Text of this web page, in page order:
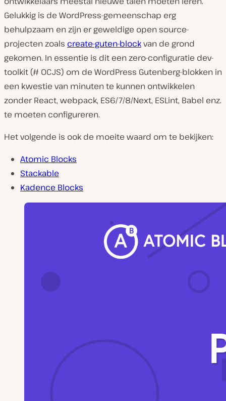
Gelukkig is de WordPress-gemeenschap erg
behulpzaam en zijn er geweldige open source-
projecten zoals create-guten-blockvan de grond
gekomen. In essentie is dit een zero-configuratie dev-
toolkit (# 0CJS) om de WordPress Gutenberg-blokken in
een kwestie van minuten te kunnen ontwikkelen
zonder React, webpack, ES6/7/8/Next, ESLint, Babel enz.
te moeten configureren.
Het volgende is ook de moeite waard om te bekijken:
Atomic Blocks
Stackable
Kadence Blocks